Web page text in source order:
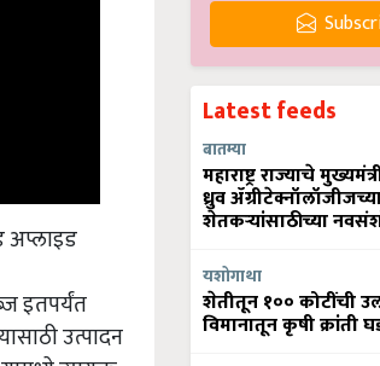
अप्लाइड
उत्पादन
उपयुक्त
Latest feeds
बातम्या
महाराष्ट्र राज्याचे
ध्रुव
शेतकऱ्यांसाठीच्या
यशोगाथा
शेतीतून १०० कोटींची
विमानातून कृषी क्रांती